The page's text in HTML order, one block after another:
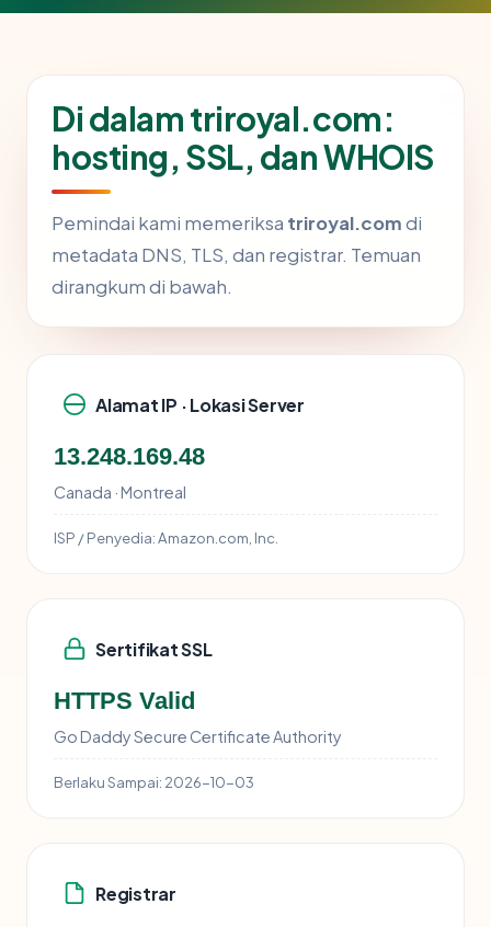
Di dalam triroyal.com:
hosting, SSL, dan WHOIS
Pemindai kami memeriksa triroyal.comdi
metadata DNS, TLS, dan registrar. Temuan
dirangkum di bawah.
Alamat IP · Lokasi Server
13.248.169.48
Canada · Montreal
ISP / Penyedia:Amazon.com, Inc.
Sertifikat SSL
HTTPS Valid
Go Daddy Secure Certificate Authority
Berlaku Sampai: 2026-10-03
Registrar